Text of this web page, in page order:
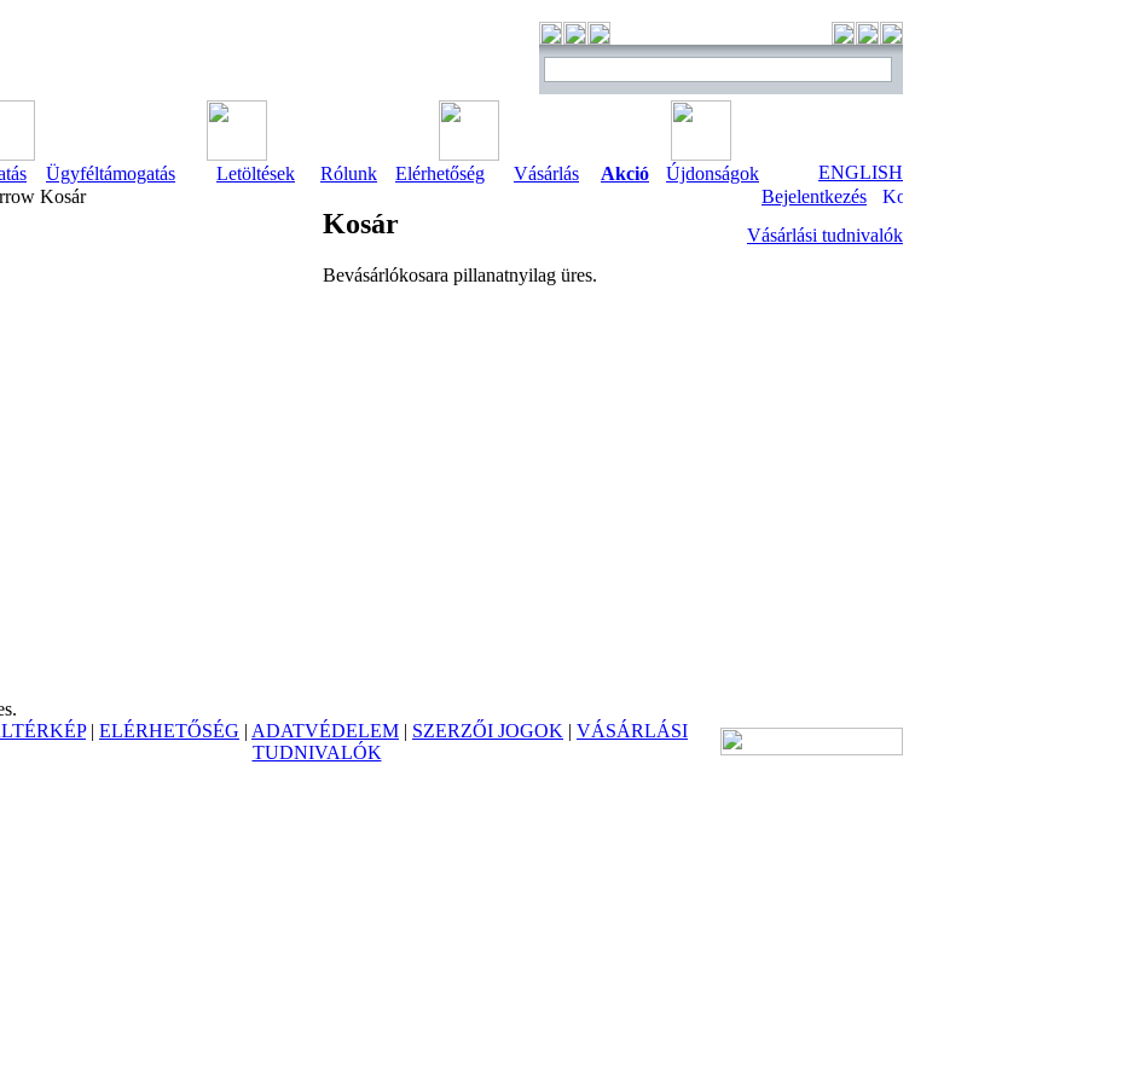
Ügyféltámogatás Letöltések Rólunk Elérhetőség Vásárlás Akció Újdonságok
ENGLISH
Kosár Bejelentkezés
Kosár
Vásárlási tudnivalók
Bevásárlókosara pillanatnyilag üres.
| ELÉRHETŐSÉG | ADATVÉDELEM | SZERZŐI JOGOK | VÁSÁRLÁSI
TUDNIVALÓK